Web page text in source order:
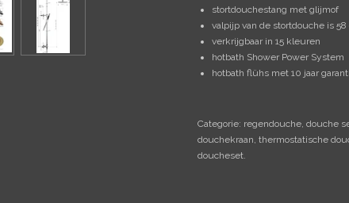
stortdouchestang met glijmof
valpijp van de stortdouche is
verkrijgbaar in 15 kleuren
hotbath Shower Power System
hotbath flühs met 10 jaar
Categorie: regendouche, douche
douchekraan, thermostatische
doucheset.